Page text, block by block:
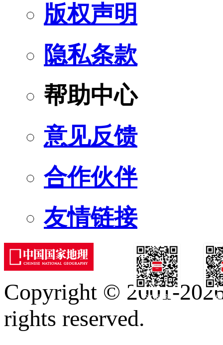
版权声明
隐私条款
帮助中心
意见反馈
合作伙伴
友情链接
订阅号
Copyright © 2001-
rights reserved.